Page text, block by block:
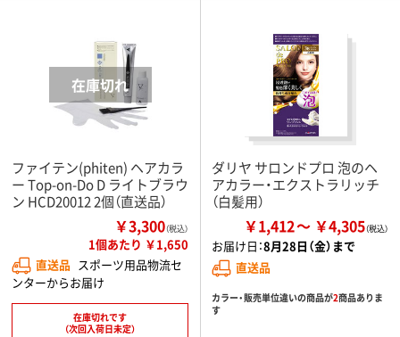
ファイテン(phiten) ヘアカラ
ー Top-on-Do D ライトブラウ
ン HCD20012 2個（直送品）
￥3,300（税込）
1個あたり ￥1,650
直送品 スポーツ用品物流セ
ンターからお届け
在庫切れです
（次回入荷日未定）
ダリヤ サロンドプロ 泡のヘ
アカラー・エクストラリッチ
（白髪用）
￥1,412 ￥4,305
お届け日：8月28日（金）まで
直送品
カラー・販売単位違いの商品が2商品ありま
す